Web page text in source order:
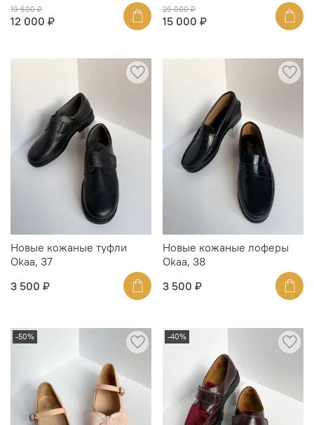
19 600 ₽
12 000 ₽
29 000 ₽
15 000 ₽
Новые кожаные туфли
Okaa, 37
3 500 ₽
Новые кожаные лоферы
Okaa, 38
3 500 ₽
-50% -40%